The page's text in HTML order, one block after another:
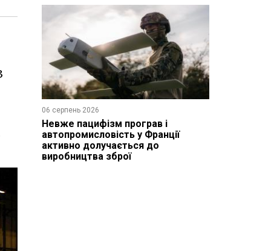
06 серпень 2026
Невже пацифізм програв і
автопромисловість у Франції
активно долучається до
виробництва зброї